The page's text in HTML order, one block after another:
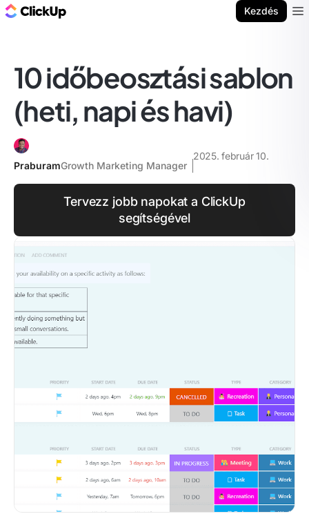
Kezdés
10 időbeosztási sablon
(heti, napi és havi)
PraburamGrowth Marketing Manager
2025. február 10.
Tervezz jobb napokat a ClickUp
segítségével